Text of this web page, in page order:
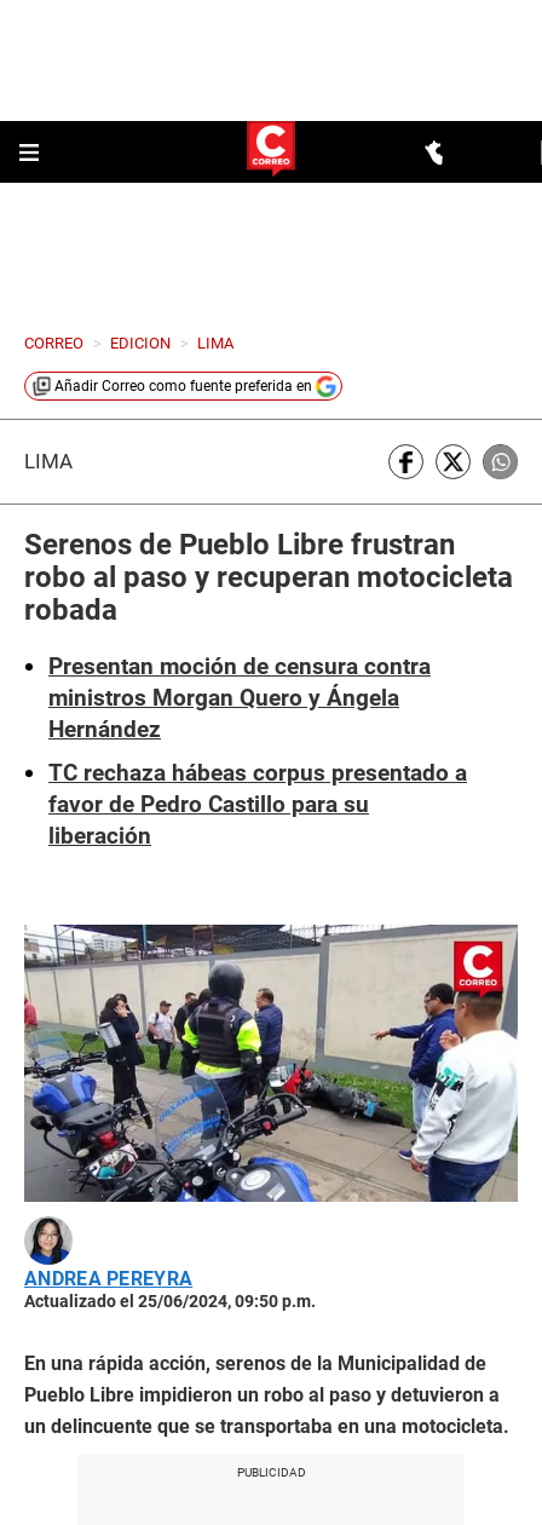
CORREO > EDICION > LIMA
Añadir Correo como fuente preferida en
LIMA
Serenos de Pueblo Libre frustran
robo al paso y recuperan motocicleta
robada
Presentan moción de censura contra
ministros Morgan Quero y Ángela
Hernández
TC rechaza hábeas corpus presentado a
favor de Pedro Castillo para su
liberación
ANDREA PEREYRA
Actualizado el 25/06/2024, 09:50 p.m.
En una rápida acción, serenos de la Municipalidad de
Pueblo Libre impidieron un robo al paso y detuvieron a
un delincuente que se transportaba en una motocicleta.